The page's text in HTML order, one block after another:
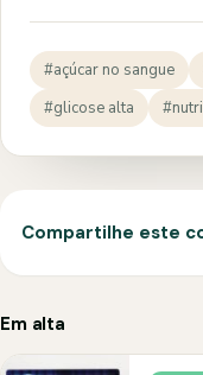
#açúcar no sangue
#glicose alta
Compartilhe este
Em alta